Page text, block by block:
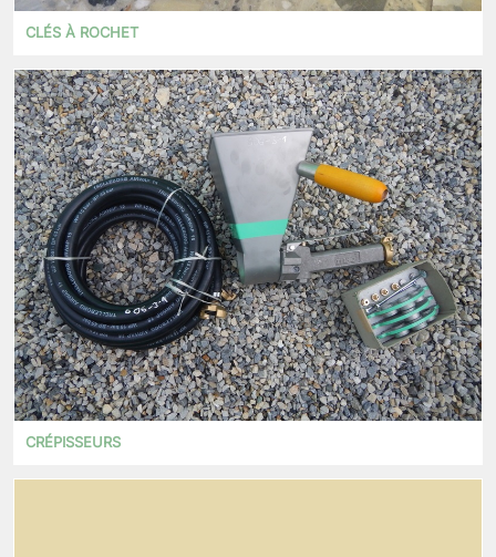
CLÉS À ROCHET
CRÉPISSEURS